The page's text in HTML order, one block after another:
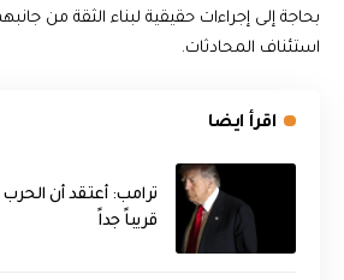
بحاجة إلى إجراءات حقيقية لبناء الثقة من
استئناف المحادثات.
اقرأ ايضا
‏ترامب: أعتقد أن
قريباً جداً